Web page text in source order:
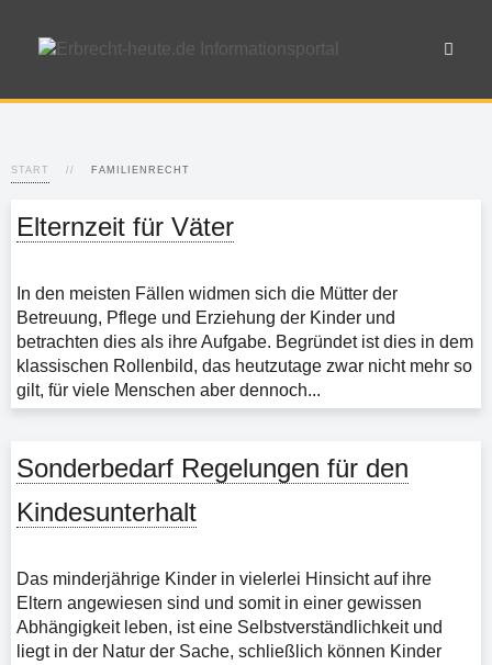
START FAMILIENRECHT
Elternzeit für Väter
In den meisten Fällen widmen sich die Mütter der
Betreuung, Pflege und Erziehung der Kinder und
betrachten dies als ihre Aufgabe. Begründet ist dies in dem
klassischen Rollenbild, das heutzutage zwar nicht mehr so
gilt, für viele Menschen aber dennoch...
Sonderbedarf Regelungen für den
Kindesunterhalt
Das minderjährige Kinder in vielerlei Hinsicht auf ihre
Eltern angewiesen sind und somit in einer gewissen
Abhängigkeit leben, ist eine Selbstverständlichkeit und
liegt in der Natur der Sache, schließlich können Kinder